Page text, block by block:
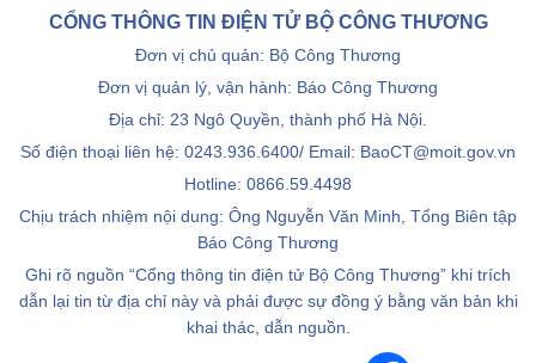
CỔNG THÔNG TIN ĐIỆN TỬ BỘ CÔNG THƯƠNG
Đơn vị chủ quản: Bộ Công Thương
Đơn vị quản lý, vận hành: Báo Công Thương
Địa chỉ: 23 Ngô Quyền, thành phố Hà Nội.
Số điện thoại liên hệ: 0243.936.6400/ Email: BaoCT@moit.gov.vn
Hotline: 0866.59.4498
Chịu trách nhiệm nội dung: Ông Nguyễn Văn Minh, Tổng Biên tập
Báo Công Thương
Ghi rõ nguồn “Cổng thông tin điện tử Bộ Công Thương” khi trích
dẫn lại tin từ địa chỉ này và phải được sự đồng ý bằng văn bản khi
khai thác, dẫn nguồn.